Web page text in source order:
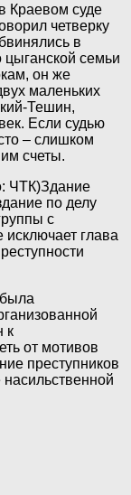
Краевом суде
четверку
в
семьи
он же
маленьких
Тешин,
Если судью
– слишком
счеты.
Здание
по делу
с
глава
к
от мотивов
преступников